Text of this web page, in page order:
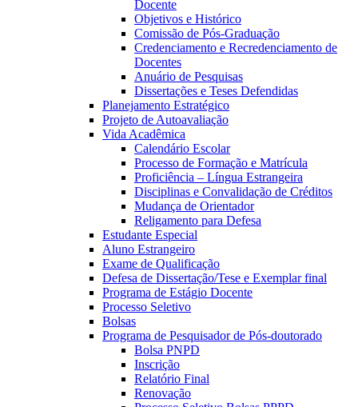
Docente
Objetivos e Histórico
Comissão de Pós-Graduação
Credenciamento e Recredenciamento de
Docentes
Anuário de Pesquisas
Dissertações e Teses Defendidas
Planejamento Estratégico
Projeto de Autoavaliação
Vida Acadêmica
Calendário Escolar
Processo de Formação e Matrícula
Proficiência – Língua Estrangeira
Disciplinas e Convalidação de Créditos
Mudança de Orientador
Religamento para Defesa
Estudante Especial
Aluno Estrangeiro
Exame de Qualificação
Defesa de Dissertação/Tese e Exemplar final
Programa de Estágio Docente
Processo Seletivo
Bolsas
Programa de Pesquisador de Pós-doutorado
Bolsa PNPD
Inscrição
Relatório Final
Renovação